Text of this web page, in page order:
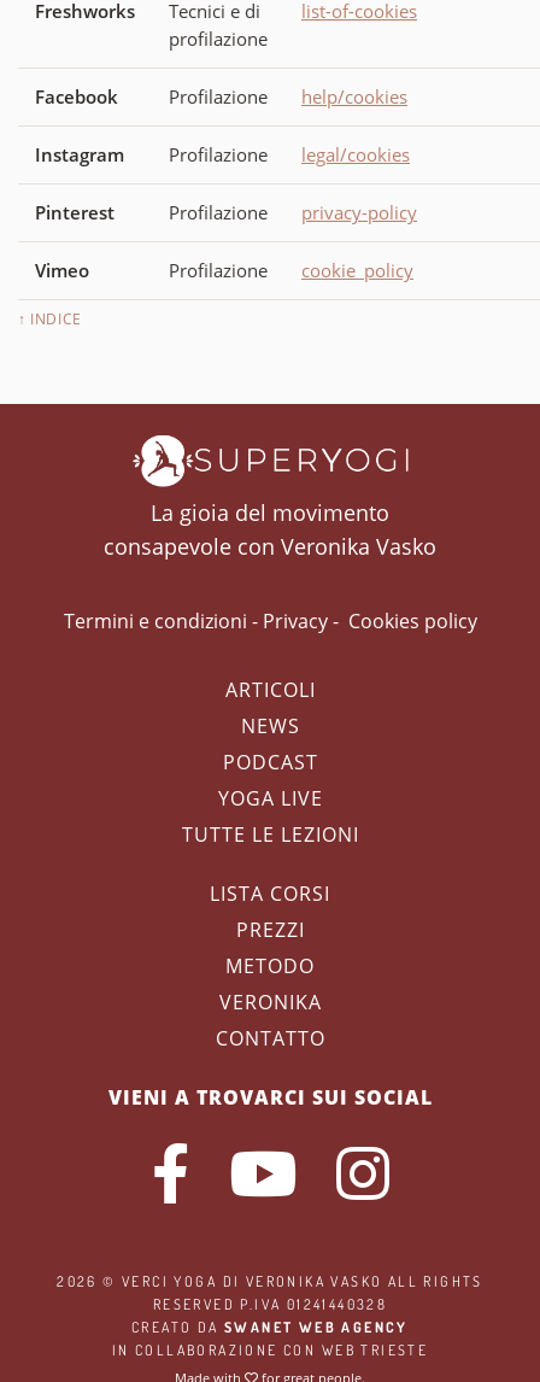
Freshworks
Tecnici e di
profilazione
list-of-cookies
Facebook Profilazione help/cookies
Instagram Profilazione legal/cookies
Pinterest Profilazione privacy-policy
Vimeo Profilazione cookie_policy
↑ INDICE
La gioia del movimento
consapevole con Veronika Vasko
Termini e condizioni - Privacy- Cookies policy
ARTICOLI
NEWS
PODCAST
YOGA LIVE
TUTTE LE LEZIONI
LISTA CORSI
PREZZI
METODO
VERONIKA
CONTATTO
VIENI A TROVARCI SUI SOCIAL
2026 ©VERCI YOGA DI VERONIKA VASKO ALL RIGHTS
RESERVED P.IVA 01241440328
CREATO DASWANET WEB AGENCY
IN COLLABORAZIONE CON WEB TRIESTE
Made with
for great people.